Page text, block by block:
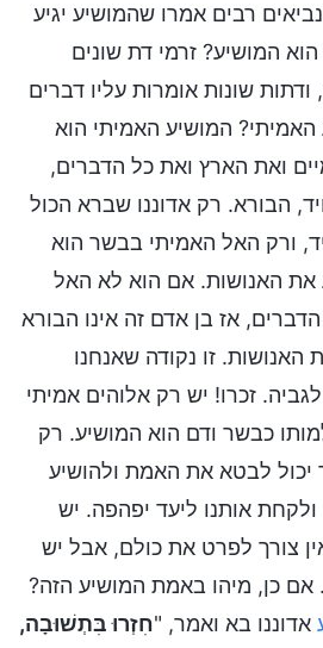
רבים אמרו שהמושיע יגיע
המושיע? זרמי דת שונים
ודתות שונות אומרות עליו דברים
האמיתי? המושיע האמיתי הוא
ואת הארץ ואת כל הדברים,
הבורא. רק אדוננו שברא הכול
ורק האל האמיתי בבשר הוא
את האנושות. אם הוא לא האל
אז בן אדם זה אינו הבורא
האנושות. זו נקודה שאנחנו
זכרו! יש רק אלוהים אמיתי
כבשר ודם הוא המושיע. רק
יכול לבטא את האמת ולהושיע
אותנו ליעד יפהפה. יש
צורך לפרט את כולם, אבל יש
אם כן, מיהו באמת המושיע הזה?
אדוננו בא ואמר, "חִזְרוּ בִּתְשׁוּבָה,